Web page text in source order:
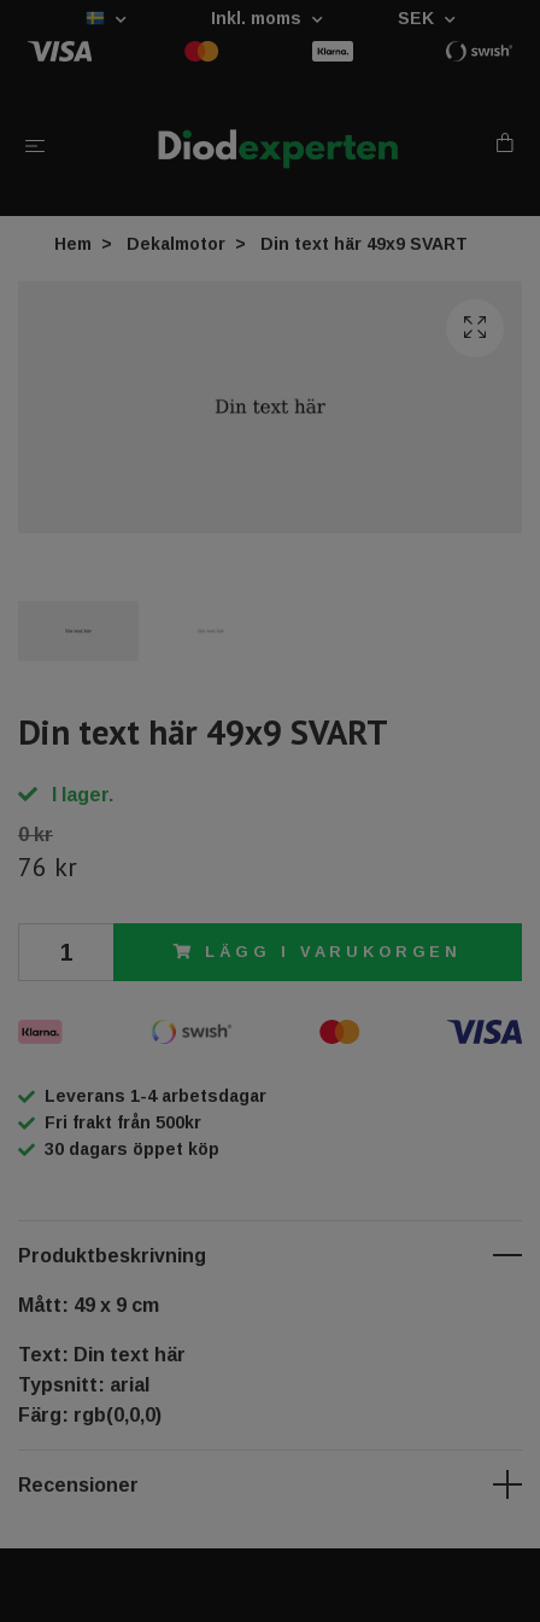
Inkl. moms SEK
Hem Dekalmotor Din text här 49x9 SVART
Din text här 49x9 SVART
I lager.
0 kr
76 kr
LÄGG I VARUKORGEN
Leverans 1-4 arbetsdagar
Fri frakt från 500kr
30 dagars öppet köp
Produktbeskrivning
Mått: 49 x 9 cm
Text: Din text här
Typsnitt: arial
Färg: rgb(0,0,0)
Recensioner